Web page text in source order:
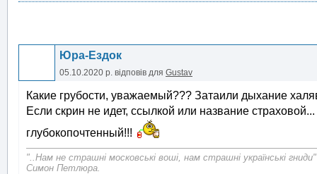
Юра-Ездок
05.10.2020 р. відповів для Gustav
Какие грубости, уважаемый??? Затаили дыхание
Если скрин не идет, ссылкой или название
глубокопочтенный!!!
"..Нам не страшні московські воші, нам страшні українські гниди"
Симон Петлюра.